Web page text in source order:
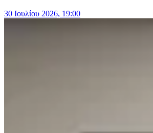
30 Ιουλίου 2026, 19:00